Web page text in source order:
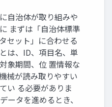
自治体が取り組みや
まずは「自治体標準
セット」に合わせる
は、ID、項目名、単
象期間、位 置情報な
械が読み取りやすい
い る必要がありま
ータを進めるとき、